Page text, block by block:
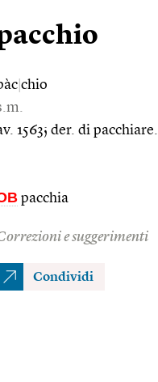
chio
1563; der. di pacchiare.
pacchia
e suggerimenti
Condividi